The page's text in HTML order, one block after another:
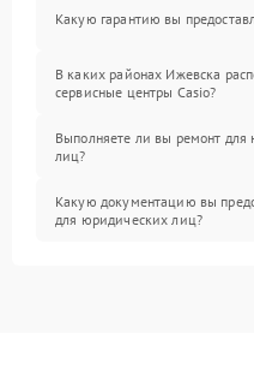
Какую гарантию вы
В каких районах Ижевска
сервисные центры Casio?
Выполняете ли вы ремонт для
лиц?
Какую документацию вы
для юридических лиц?